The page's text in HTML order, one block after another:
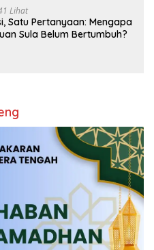
Lihat
Satu Pertanyaan: Mengapa
Sula Belum Bertumbuh?